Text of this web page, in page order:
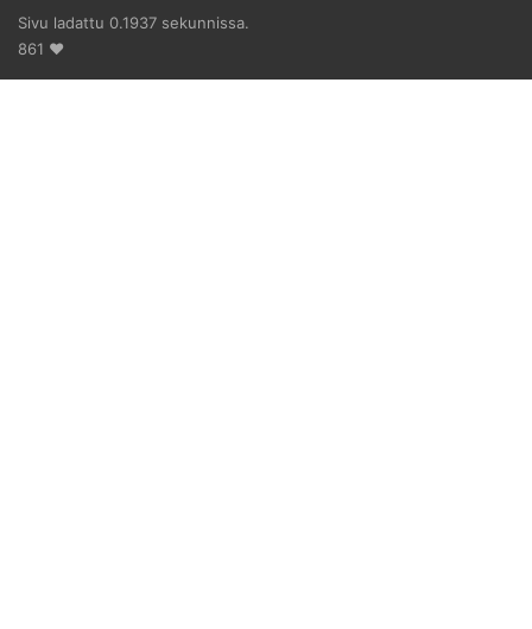
Sivu ladattu 0.1937 sekunnissa.
861 ♥